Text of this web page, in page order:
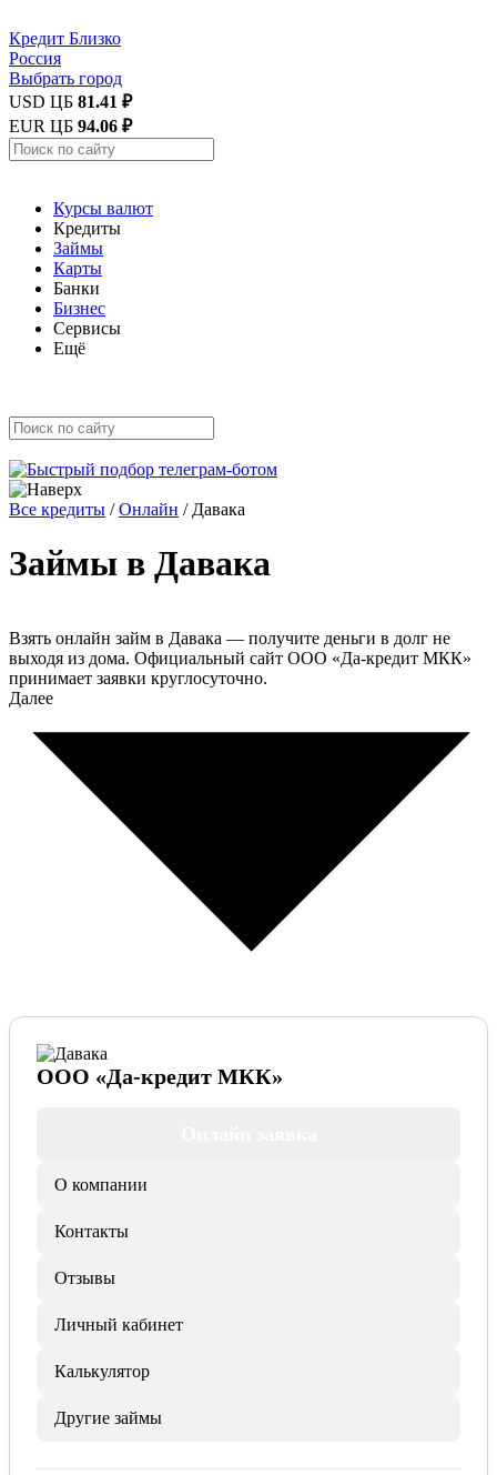
Кредит Близко
Россия
Выбрать город
USD ЦБ 81.41 ₽
EUR ЦБ 94.06 ₽
Курсы валют
Кредиты
Займы
Карты
Банки
Бизнес
Сервисы
Ещё
Все кредиты /Онлайн / Давака
Займы в Давака
Взять онлайн займ в Давака — получите деньги в долг не
выходя из дома. Официальный сайт ООО «Да-кредит МКК»
принимает заявки круглосуточно.
Далее
ООО «Да-кредит МКК»
О компании
Контакты
Отзывы
Личный кабинет
Калькулятор
Другие займы